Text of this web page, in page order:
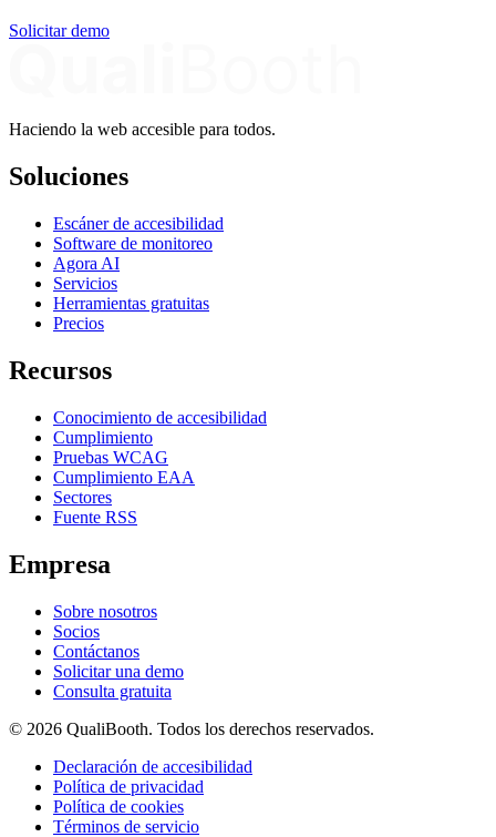
Solicitar demo
Haciendo la web accesible para todos.
Soluciones
Escáner de accesibilidad
Software de monitoreo
Agora AI
Servicios
Herramientas gratuitas
Precios
Recursos
Conocimiento de accesibilidad
Cumplimiento
Pruebas WCAG
Cumplimiento EAA
Sectores
Fuente RSS
Empresa
Sobre nosotros
Socios
Contáctanos
Solicitar una demo
Consulta gratuita
© 2026 QualiBooth. Todos los derechos reservados.
Declaración de accesibilidad
Política de privacidad
Política de cookies
Términos de servicio